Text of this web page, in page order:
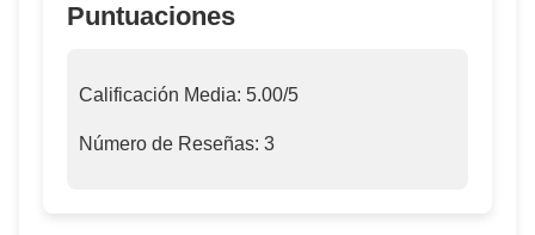
Puntuaciones
Calificación Media: 5.00/5
Número de Reseñas: 3